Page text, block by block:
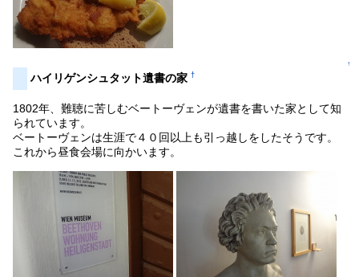
↑
ハイリゲンシュタット遺書の家 †
1802年、難聴に苦しむベートーヴェンが遺書を書いた家として知
られています。
ベートーヴェンは生涯で４０回以上も引っ越しをしたそうです。
これから昼食会場に向かいます。